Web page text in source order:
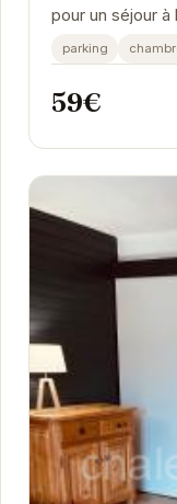
pour un séjour
amis. Son
parking
59€